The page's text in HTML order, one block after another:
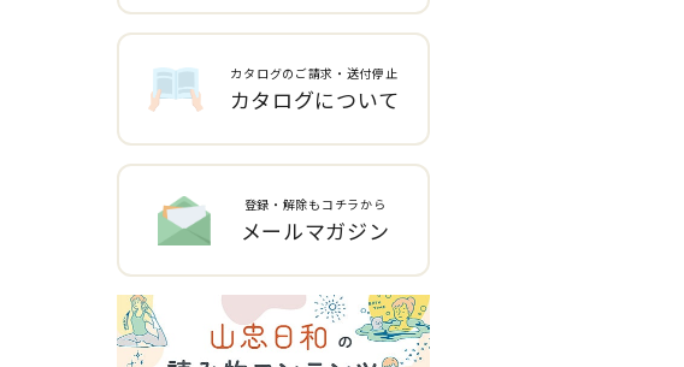
カタログのご請求・送付停止
カタログについて
登録・解除もコチラから
メールマガジン